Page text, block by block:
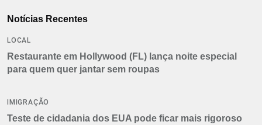
Notícias Recentes
LOCAL
Restaurante em Hollywood (FL) lança noite especial
para quem quer jantar sem roupas
IMIGRAÇÃO
Teste de cidadania dos EUA pode ficar mais rigoroso